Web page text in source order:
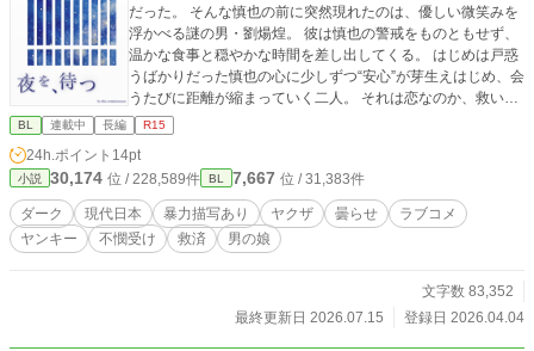
だった。 そんな慎也の前に突然現れたのは、優しい微笑みを
浮かべる謎の男・劉煬煌。 彼は慎也の警戒をものともせず、
温かな食事と穏やかな時間を差し出してくる。 はじめは戸惑
うばかりだった慎也の心に少しずつ“安心”が芽生えはじめ、会
うたびに距離が縮まっていく二人。 それは恋なのか、救いな
のか——。 孤独な少年と、不思議な優しさを持つ男の出会い
が、慎也の世界を静かに変えていく。 ※※話が進むにつれ
て、空気が少しずつ沈んでいきます。嫌な予感がしたら、そ
の直感を大事にして、無理せず読書を止めてください。※※
※直接的な性描写はありませんが、暴力表現があります。 ※
表紙及び地の文の表現の整形に生成AIを使用しています。 ※
本作はpixiv掲載作品の再掲です。 https://www.pixiv.net/novel/
ンです。作中に登場する団体・人物・事件などはすべて架空
であり、実在のものとは関係ありません。 描写は複数の資料
BL 連載中 長編 R15
24h.ポイント 14pt
小説 30,174 位 / 228,589件 BL 7,667 位 / 31,383件
ダーク 現代日本 暴力描写あり ヤクザ 曇らせ
ラブコメ
ヤンキー
不憫受け 救済 男の娘
文字数 83,352
最終更新日 2026.07.15
登録日 2026.04.04